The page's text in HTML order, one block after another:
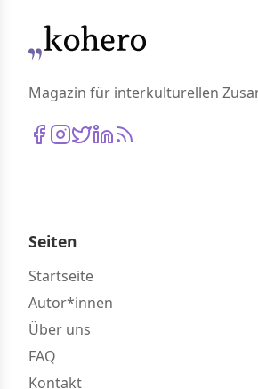
Magazin für interkulturellen
Seiten
Startseite
Autor*innen
Über uns
FAQ
Kontakt